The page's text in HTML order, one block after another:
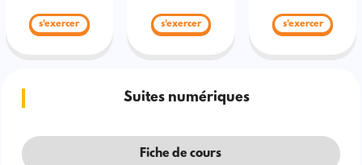
s'exercer s'exercer s'exercer
Suites numériques
Fiche de cours